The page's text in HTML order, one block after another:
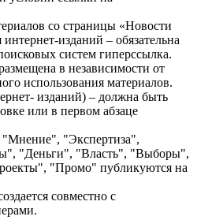
со страницы «Новости
изданий – обязательна
систем гиперссылка.
в независимости от
использования материалов.
изданий) – должна быть
или в первом абзаце
"Мнение", "Экспертиза",
"Деньги", "Власть", "Выборы",
"Промо" публикуются на
совместно с